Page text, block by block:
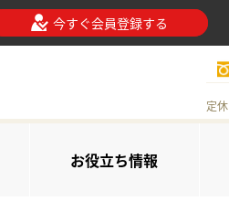
今すぐ会員登録する
定
お役立ち情報